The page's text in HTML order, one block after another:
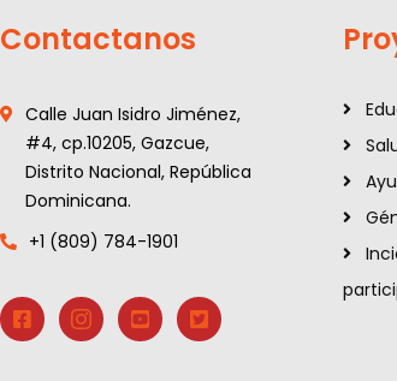
Contactanos
Calle Juan Isidro Jiménez,
#4, cp.10205, Gazcue,
Distrito Nacional, República
Dominicana.
+1 (809) 784-1901